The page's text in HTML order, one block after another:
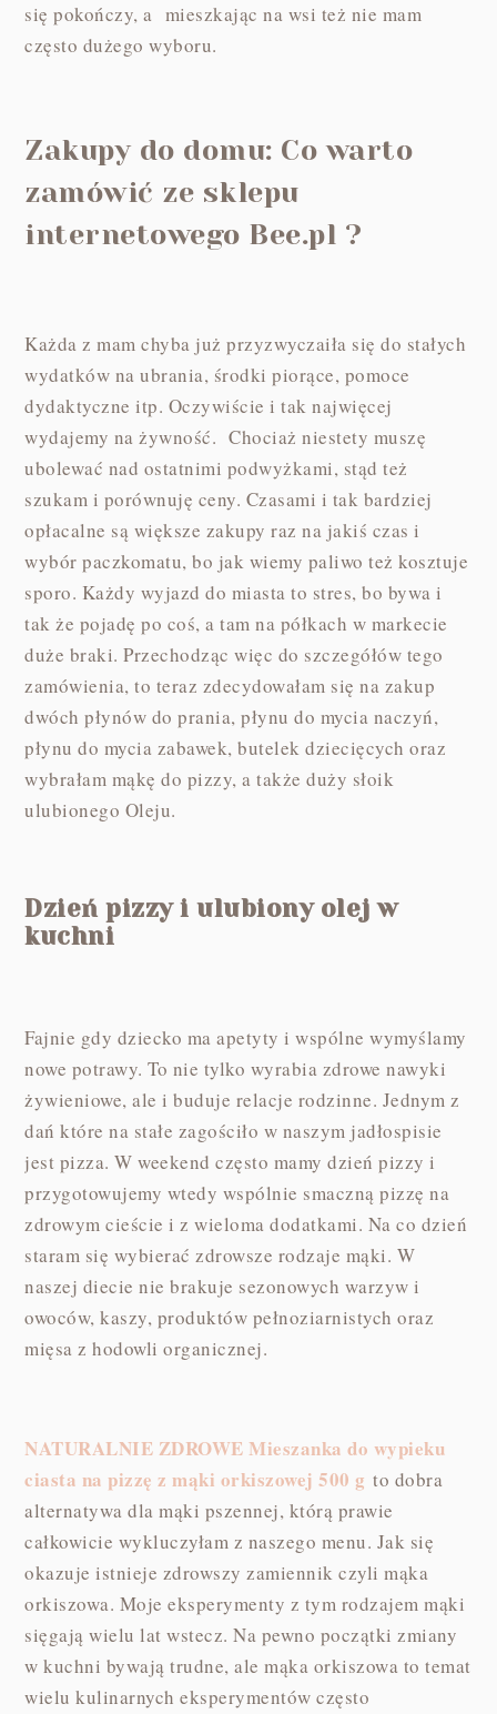
się pokończy, a mieszkając na wsi też nie mam
często dużego wyboru.
Zakupy do domu: Co warto
zamówić ze sklepu
internetowego Bee.pl ?
Każda z mam chyba już przyzwyczaiła się do stałych
wydatków na ubrania, środki piorące, pomoce
dydaktyczne itp. Oczywiście i tak najwięcej
wydajemy na żywność. Chociaż niestety muszę
ubolewać nad ostatnimi podwyżkami, stąd też
szukam i porównuję ceny. Czasami i tak bardziej
opłacalne są większe zakupy raz na jakiś czas i
wybór paczkomatu, bo jak wiemy paliwo też kosztuje
sporo. Każdy wyjazd do miasta to stres, bo bywa i
tak że pojadę po coś, a tam na półkach w markecie
duże braki. Przechodząc więc do szczegółów tego
zamówienia, to teraz zdecydowałam się na zakup
dwóch płynów do prania, płynu do mycia naczyń,
płynu do mycia zabawek, butelek dziecięcych oraz
wybrałam mąkę do pizzy, a także duży słoik
ulubionego Oleju.
Dzień pizzy i ulubiony olej w
kuchni
Fajnie gdy dziecko ma apetyty i wspólne wymyślamy
nowe potrawy. To nie tylko wyrabia zdrowe nawyki
żywieniowe, ale i buduje relacje rodzinne. Jednym z
dań które na stałe zagościło w naszym jadłospisie
jest pizza. W weekend często mamy dzień pizzy i
przygotowujemy wtedy wspólnie smaczną pizzę na
zdrowym cieście i z wieloma dodatkami. Na co dzień
staram się wybierać zdrowsze rodzaje mąki. W
naszej diecie nie brakuje sezonowych warzyw i
owoców, kaszy, produktów pełnoziarnistych oraz
mięsa z hodowli organicznej.
NATURALNIE ZDROWE Mieszanka do wypieku
ciasta na pizzę z mąki orkiszowej 500 g to dobra
alternatywa dla mąki pszennej, którą prawie
całkowicie wykluczyłam z naszego menu. Jak się
okazuje istnieje zdrowszy zamiennik czyli mąka
orkiszowa. Moje eksperymenty z tym rodzajem mąki
sięgają wielu lat wstecz. Na pewno początki zmiany
w kuchni bywają trudne, ale mąka orkiszowa to temat
wielu kulinarnych eksperymentów często